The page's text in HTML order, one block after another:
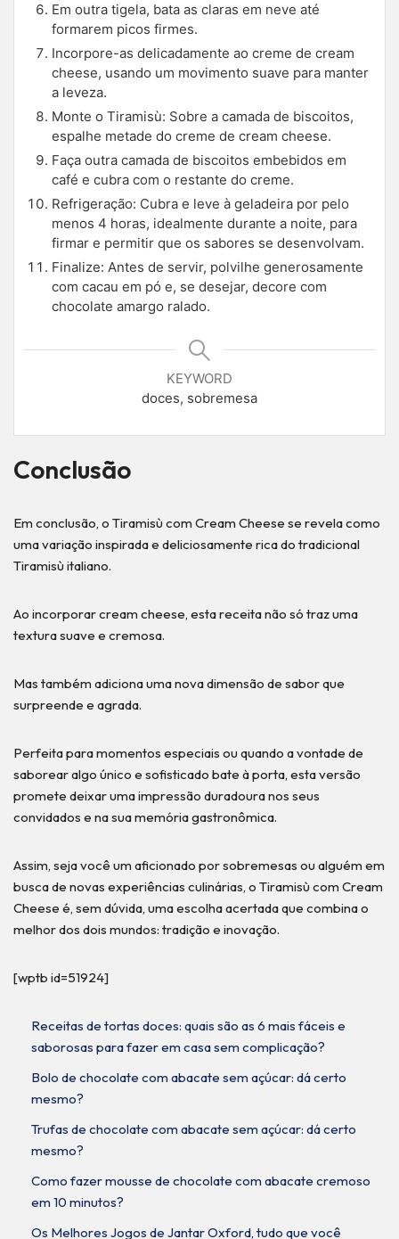
Em outra tigela, bata as claras em neve até
formarem picos firmes.
Incorpore-as delicadamente ao creme de cream
cheese, usando um movimento suave para manter
a leveza.
Monte o Tiramisù: Sobre a camada de biscoitos,
espalhe metade do creme de cream cheese.
Faça outra camada de biscoitos embebidos em
café e cubra com o restante do creme.
Refrigeração: Cubra e leve à geladeira por pelo
menos 4 horas, idealmente durante a noite, para
firmar e permitir que os sabores se desenvolvam.
Finalize: Antes de servir, polvilhe generosamente
com cacau em pó e, se desejar, decore com
chocolate amargo ralado.
KEYWORD
doces, sobremesa
Conclusão
Em conclusão, o Tiramisù com Cream Cheese se revela como
uma variação inspirada e deliciosamente rica do tradicional
Tiramisù italiano.
Ao incorporar cream cheese, esta receita não só traz uma
textura suave e cremosa.
Mas também adiciona uma nova dimensão de sabor que
surpreende e agrada.
Perfeita para momentos especiais ou quando a vontade de
saborear algo único e sofisticado bate à porta, esta versão
promete deixar uma impressão duradoura nos seus
convidados e na sua memória gastronômica.
Assim, seja você um aficionado por sobremesas ou alguém em
busca de novas experiências culinárias, o Tiramisù com Cream
Cheese é, sem dúvida, uma escolha acertada que combina o
melhor dos dois mundos: tradição e inovação.
[wptb id=51924]
Receitas de tortas doces: quais são as 6 mais fáceis e
saborosas para fazer em casa sem complicação?
Bolo de chocolate com abacate sem açúcar: dá certo
mesmo?
Trufas de chocolate com abacate sem açúcar: dá certo
mesmo?
Como fazer mousse de chocolate com abacate cremoso
em 10 minutos?
Os Melhores Jogos de Jantar Oxford, tudo que você